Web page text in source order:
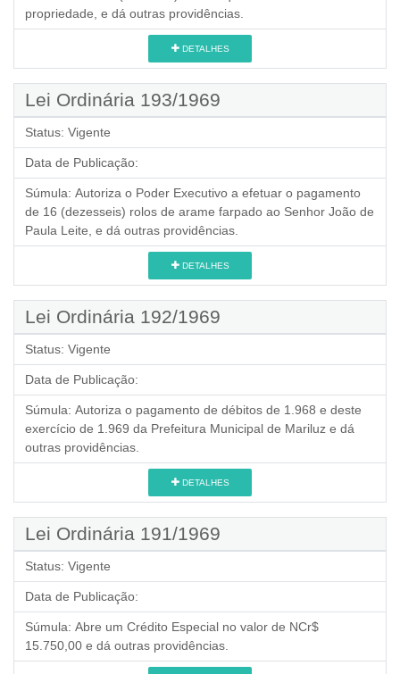
propriedade, e dá outras providências.
DETALHES
Lei Ordinária 193/1969
Status: Vigente
Data de Publicação:
Súmula: Autoriza o Poder Executivo a efetuar o pagamento
de 16 (dezesseis) rolos de arame farpado ao Senhor João de
Paula Leite, e dá outras providências.
DETALHES
Lei Ordinária 192/1969
Status: Vigente
Data de Publicação:
Súmula: Autoriza o pagamento de débitos de 1.968 e deste
exercício de 1.969 da Prefeitura Municipal de Mariluz e dá
outras providências.
DETALHES
Lei Ordinária 191/1969
Status: Vigente
Data de Publicação:
Súmula: Abre um Crédito Especial no valor de NCr$
15.750,00 e dá outras providências.